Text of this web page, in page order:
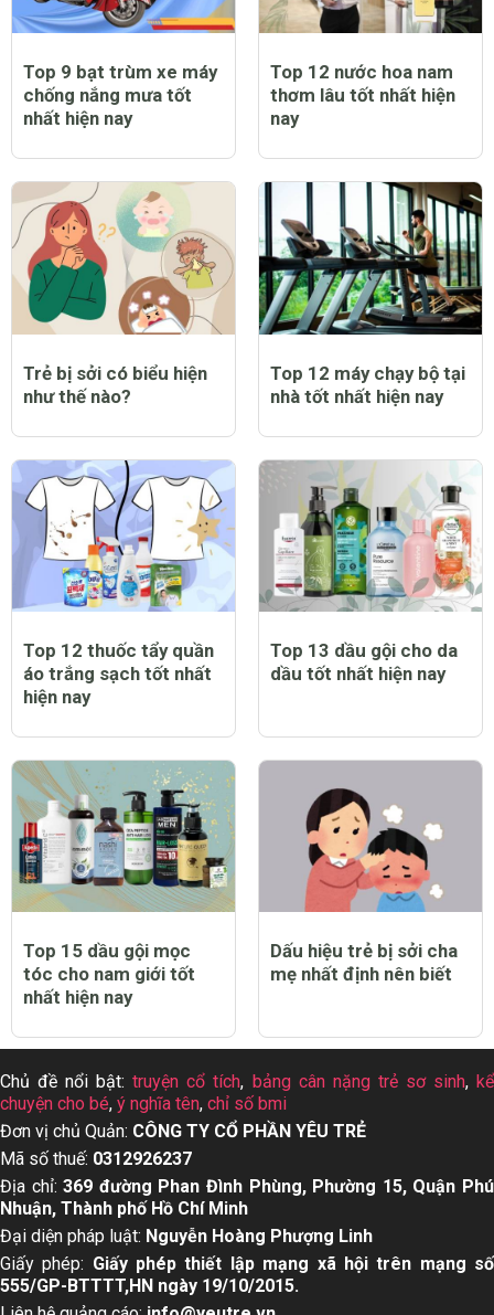
Top 9 bạt trùm xe máy
chống nắng mưa tốt
nhất hiện nay
Top 12 nước hoa nam
thơm lâu tốt nhất hiện
nay
Trẻ bị sởi có biểu hiện
như thế nào?
Top 12 máy chạy bộ tại
nhà tốt nhất hiện nay
Top 12 thuốc tẩy quần
áo trắng sạch tốt nhất
hiện nay
Top 13 dầu gội cho da
dầu tốt nhất hiện nay
Top 15 dầu gội mọc
tóc cho nam giới tốt
nhất hiện nay
Dấu hiệu trẻ bị sởi cha
mẹ nhất định nên biết
Chủ đề nổi bật:truyện cổ tích, bảng cân nặng trẻ sơ sinh, kể
chuyện cho bé, ý nghĩa tên, chỉ số bmi
Đơn vị chủ Quản: CÔNG TY CỔ PHẦN YÊU TRẺ
Mã số thuế: 0312926237
Địa chỉ:369 đường Phan Đình Phùng, Phường 15, Quận Phú
Nhuận, Thành phố Hồ Chí Minh
Đại diện pháp luật: Nguyễn Hoàng Phượng Linh
Giấy phép: Giấy phép thiết lập mạng xã hội trên mạng số
555/GP-BTTTT,HN ngày 19/10/2015.